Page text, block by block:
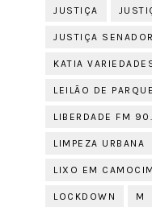
JUSTIÇA
JUSTIÇA
KATIA
LEILÃO DE
LIBERDADE FM
LIMPEZA URBANA
LIXO EM CAMOCIM
LOCKDOWN M